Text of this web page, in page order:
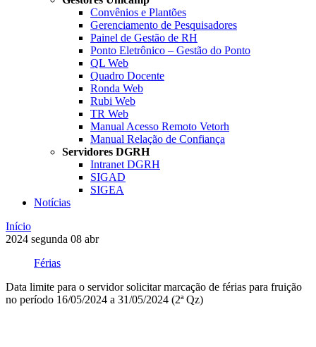
Convênios e Plantões
Gerenciamento de Pesquisadores
Painel de Gestão de RH
Ponto Eletrônico – Gestão do Ponto
QL Web
Quadro Docente
Ronda Web
Rubi Web
TR Web
Manual Acesso Remoto Vetorh
Manual Relação de Confiança
Servidores DGRH
Intranet DGRH
SIGAD
SIGEA
Notícias
Início
2024 segunda 08 abr
Férias
Data limite para o servidor solicitar marcação de férias para fruição
no período 16/05/2024 a 31/05/2024 (2ª Qz)